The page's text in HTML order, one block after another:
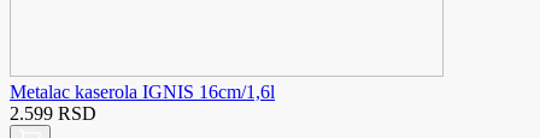
Metalac kaserola IGNIS 16cm/1,6l
2.599 RSD